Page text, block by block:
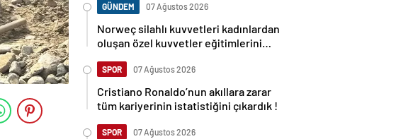
GÜNDEM 07 Ağustos 2026
Norweç silahlı kuvvetleri kadınlardan
oluşan özel kuvvetler eğitimlerini
SPOR 07 Ağustos 2026
Cristiano Ronaldo’nun akıllara zarar
tüm kariyerinin istatistiğini çıkardık !
SPOR 07 Ağustos 2026